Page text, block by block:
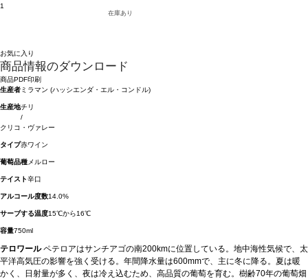
1
在庫あり
お気に入り
商品情報のダウンロード
商品PDF印刷
生産者ミラマン (ハッシエンダ・エル・コンドル)
生産地チリ
/
クリコ・ヴァレー
タイプ赤ワイン
葡萄品種メルロー
テイスト辛口
アルコール度数14.0%
サーブする温度15℃から16℃
容量750ml
テロワールペテロアはサンチアゴの南200kmに位置している。地中海性気候で、太
平洋高気圧の影響を強く受ける。年間降水量は600mmで、主に冬に降る。夏は暖
かく、日射量が多く、夜は冷え込むため、高品質の葡萄を育む。樹齢70年の葡萄畑